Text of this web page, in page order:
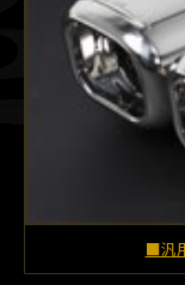
■汎